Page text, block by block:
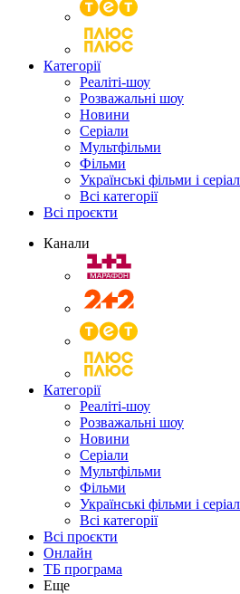
Категорії
Реаліті-шоу
Розважальні шоу
Новини
Серіали
Мультфільми
Фільми
Українські фільми і
Всі категорії
Всі проєкти
Канали
Категорії
Реаліті-шоу
Розважальні шоу
Новини
Серіали
Мультфільми
Фільми
Українські фільми і
Всі категорії
Всі проєкти
Онлайн
ТБ програма
Еще